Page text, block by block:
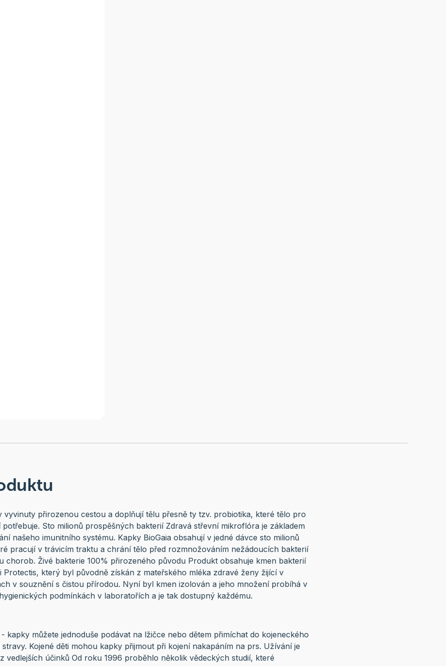
vyvinuty přirozenou cestou a doplňují tělu přesně ty tzv. probiotika, které tělo pro
Sto milionů prospěšných bakterií Zdravá střevní mikroflóra je základem
našeho imunitního systému. Kapky BioGaia obsahují v jedné dávce sto milionů
pracují v trávicím traktu a chrání tělo před rozmnožováním nežádoucích bakterií
chorob. Živé bakterie 100% přirozeného původu Produkt obsahuje kmen bakterií
Protectis, který byl původně získán z mateřského mléka zdravé ženy žijící v
v souznění s čistou přírodou. Nyní byl kmen izolován a jeho množení probíhá v
podmínkách v laboratořích a je tak dostupný každému.
kapky můžete jednoduše podávat na lžičce nebo dětem přimíchat do kojeneckého
Kojené děti mohou kapky přijmout při kojení nakapáním na prs. Užívání je
vedlejších účinků Od roku 1996 proběhlo několik vědeckých studií, které